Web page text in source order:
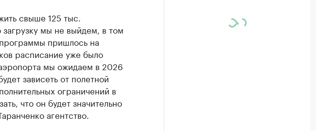
свыше 125 тыс.
мы не выйдем, в том
пришлось на
расписание уже было
мы ожидаем в 2026
зависеть от полетной
ограничений в
что он будет значительно
агентство.